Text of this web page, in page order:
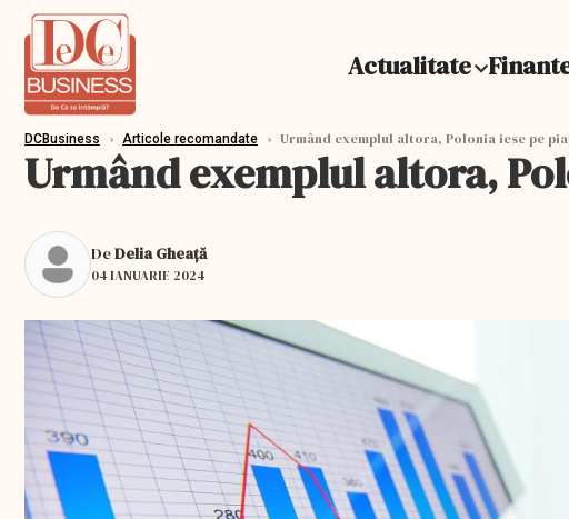
Actualitate
DCBusiness › Articole recomandate › Urmând exemplul altora, Polonia iese pe
Urmând exemplul altora,
DeDelia Gheață
04 IANUARIE 2024